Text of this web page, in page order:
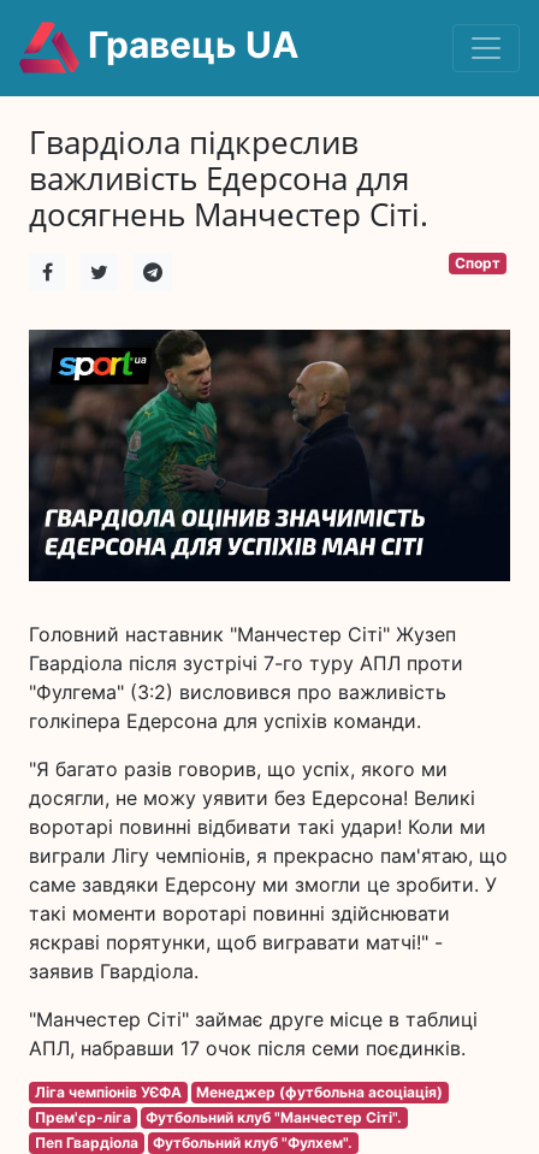
Гравець UA
Гвардіола підкреслив
важливість Едерсона для
досягнень Манчестер Сіті.
Спорт
Головний наставник "Манчестер Сіті" Жузеп
Гвардіола після зустрічі 7-го туру АПЛ проти
"Фулгема" (3:2) висловився про важливість
голкіпера Едерсона для успіхів команди.
"Я багато разів говорив, що успіх, якого ми
досягли, не можу уявити без Едерсона! Великі
воротарі повинні відбивати такі удари! Коли ми
виграли Лігу чемпіонів, я прекрасно пам'ятаю, що
саме завдяки Едерсону ми змогли це зробити. У
такі моменти воротарі повинні здійснювати
яскраві порятунки, щоб вигравати матчі!" -
заявив Гвардіола.
"Манчестер Сіті" займає друге місце в таблиці
АПЛ, набравши 17 очок після семи поєдинків.
Ліга чемпіонів УЄФА
Менеджер (футбольна асоціація)
Прем'єр-ліга
Футбольний клуб "Манчестер Сіті".
Пеп Гвардіола
Футбольний клуб "Фулхем".